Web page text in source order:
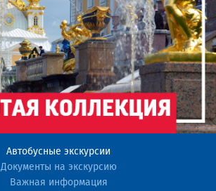
Автобусные экскурсии
Документы на экскурсию
Важная информация